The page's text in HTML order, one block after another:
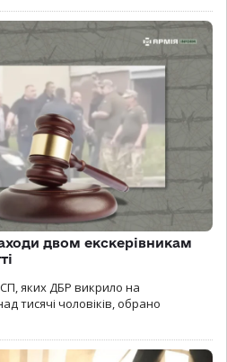
двом екскерівникам
яких ДБР викрило на
тисячі чоловіків, обрано